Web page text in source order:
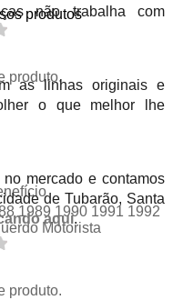
não trabalha com
as linhas originais e
o que melhor lhe
mercado e contamos
de Tubarão, Santa
aqui.
produtos
produto.
1989 1990 1991 1992
Motorista
produto.